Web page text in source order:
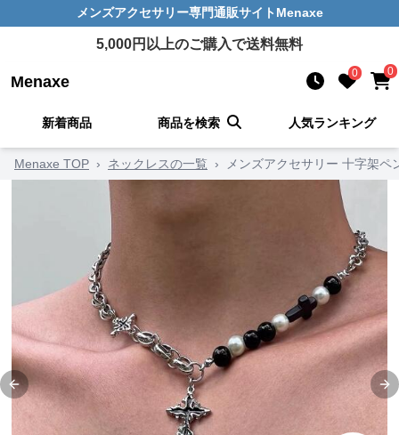
メンズアクセサリー専門通販サイト Menaxe
5,000円以上のご購入で送料無料
Menaxe 0 0
新着商品 商品を検索 人気ランキング
Menaxe TOP › ネックレスの一覧 › メンズアクセサリー 十字架
Previous slide